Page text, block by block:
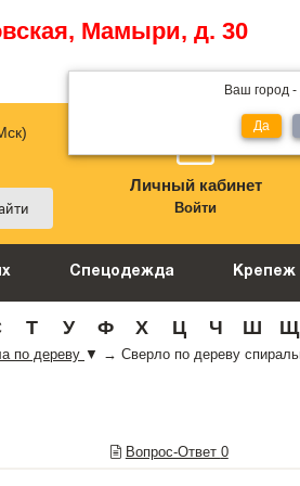
Мамыри, д. 30
Ваш город -
Да
Личный кабинет
Войти
Спецодежда Крепеж
Т У Ф Х Ц Ч Ш Щ
по дереву ▼ → Сверло по дереву
Вопрос-Ответ 0